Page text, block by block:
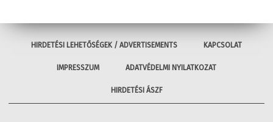
HIRDETÉSI LEHETŐSÉGEK / ADVERTISEMENTS KAPCSOLAT
IMPRESSZUM ADATVÉDELMI NYILATKOZAT
HIRDETÉSI ÁSZF